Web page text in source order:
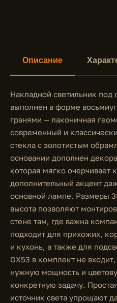
Описание
Накладной светильник под
выполнен в форме
гранями — лаконичная
современный и
стекла с золотистым
основании дополнен
которая мягко очерчивает
дополнительный акцент
основной лампе. Размеры
высота позволяют
стене там, где важна
подходит для прихожих,
и кухонь, а также для
GX53 в комплект не
нужную мощность и
конкретную задачу.
источник света упрощают